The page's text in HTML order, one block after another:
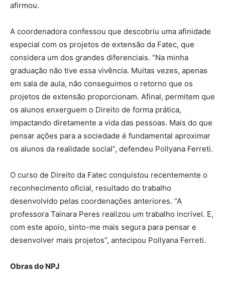
afirmou.
A coordenadora confessou que descobriu uma afinidade
especial com os projetos de extensão da Fatec, que
considera um dos grandes diferenciais. “Na minha
graduação não tive essa vivência. Muitas vezes, apenas
em sala de aula, não conseguimos o retorno que os
projetos de extensão proporcionam. Afinal, permitem que
os alunos enxerguem o Direito de forma prática,
impactando diretamente a vida das pessoas. Mais do que
pensar ações para a sociedade é fundamental aproximar
os alunos da realidade social”, defendeu Pollyana Ferreti.
O curso de Direito da Fatec conquistou recentemente o
reconhecimento oficial, resultado do trabalho
desenvolvido pelas coordenações anteriores. “A
professora Tainara Peres realizou um trabalho incrível. E,
com este apoio, sinto-me mais segura para pensar e
desenvolver mais projetos”, antecipou Pollyana Ferreti.
Obras do NPJ